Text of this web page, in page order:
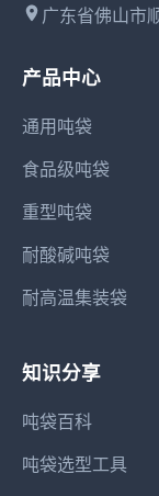
广东省佛山市
产品中心
通用吨袋
食品级吨袋
重型吨袋
耐酸碱吨袋
耐高温集装袋
知识分享
吨袋百科
吨袋选型工具